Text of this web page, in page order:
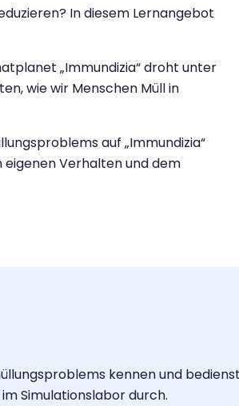
In diesem Lernangebot
„Immundizia“ droht unter
wie wir Menschen Müll in
auf „Immundizia“
eigenen Verhalten und dem
kennen und
Simulationslabor durch.